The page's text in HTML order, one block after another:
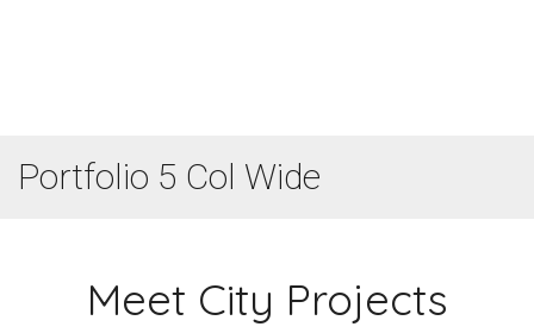
Portfolio 5 Col Wide
Meet City Projects